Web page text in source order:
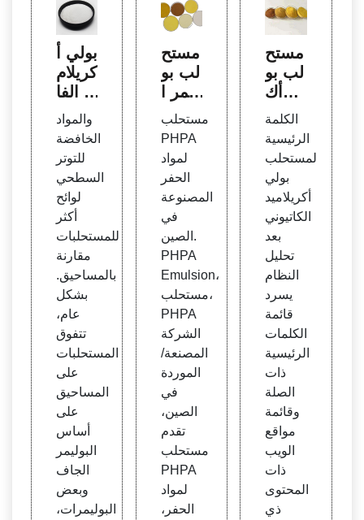
بولي أ
كريلام
يد الفا
عل با
لسط
ح الكا
تيوني
الأكثر
مبيعًا |
تتضم
ن الص
ين
والمواد
الخافضة
للتوتر
السطحي
لوائح
أكثر
للمستحلبات
مقارنة
بالمساحيق.
بشكل
عام،
تتفوق
المستحلبات
على
المساحيق
على
أساس
البوليمر
الجاف
وبعض
البوليمرات،
مستح
لب بو
ليمر ا
لحفر
PHP
A لمع
الجة
مياه ال
صرف
الصح
ي
مستحلب
PHPA
لمواد
الحفر
المصنوعة
في
الصين.
PHPA
Emulsion،
مستحلب،
PHPA
الشركة
المصنعة/
الموردة
في
الصين،
تقدم
مستحلب
PHPA
لمواد
الحفر،
مستح
لب بو
لي أك
ريلامي
د كاتي
وني"
الكلما
ت الر
ئيسية
التي ت
م العث
ور علي
ها في
مواقع
الويب
الكلمة
الرئيسية
لمستحلب
بولي
أكريلاميد
الكاتيوني
بعد
تحليل
النظام
يسرد
قائمة
الكلمات
الرئيسية
ذات
الصلة
وقائمة
مواقع
الويب
ذات
المحتوى
ذي